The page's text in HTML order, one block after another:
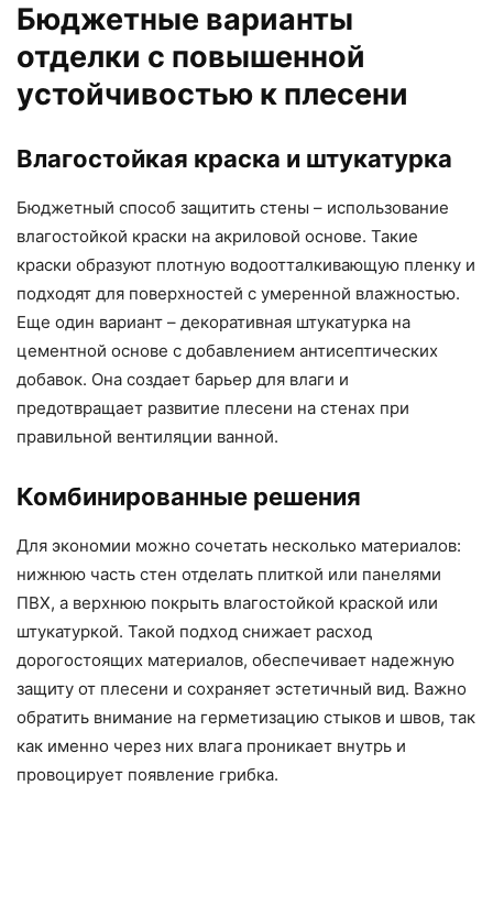
Бюджетные варианты
отделки с повышенной
устойчивостью к плесени
Влагостойкая краска и штукатурка
Бюджетный способ защитить стены – использование
влагостойкой краски на акриловой основе. Такие
краски образуют плотную водоотталкивающую пленку и
подходят для поверхностей с умеренной влажностью.
Еще один вариант – декоративная штукатурка на
цементной основе с добавлением антисептических
добавок. Она создает барьер для влаги и
предотвращает развитие плесени на стенах при
правильной вентиляции ванной.
Комбинированные решения
Для экономии можно сочетать несколько материалов:
нижнюю часть стен отделать плиткой или панелями
ПВХ, а верхнюю покрыть влагостойкой краской или
штукатуркой. Такой подход снижает расход
дорогостоящих материалов, обеспечивает надежную
защиту от плесени и сохраняет эстетичный вид. Важно
обратить внимание на герметизацию стыков и швов, так
как именно через них влага проникает внутрь и
провоцирует появление грибка.